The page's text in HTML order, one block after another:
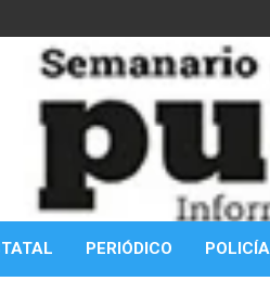
PERIÓDICO